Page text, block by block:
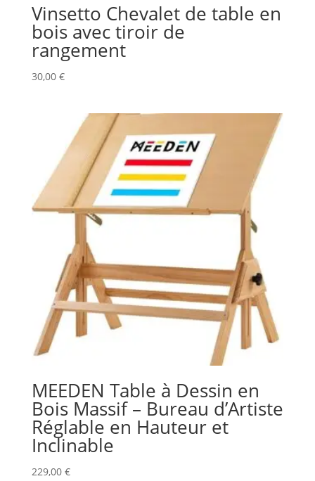
Vinsetto Chevalet de table en
bois avec tiroir de
rangement
30,00 €
MEEDEN Table à Dessin en
Bois Massif – Bureau d’Artiste
Réglable en Hauteur et
Inclinable
229,00 €